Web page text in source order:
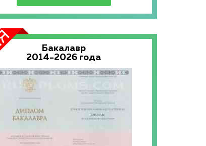
Бакалавр
2014-2026 года